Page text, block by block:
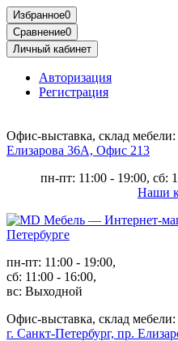
Избранное0
Сравнение0
Личный кабинет
Авторизация
Регистрация
Офис-выставка, склад мебели:
Елизарова 36А, Офис 213
пн-пт: 11:00 - 19:00, сб:
Наши
пн-пт: 11:00 - 19:00,
сб: 11:00 - 16:00,
вс: Выходной
Офис-выставка, склад мебели:
г. Санкт-Петербург, пр.